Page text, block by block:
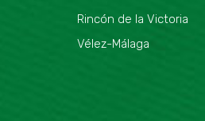
Rincón de la Victoria
Vélez-Málaga